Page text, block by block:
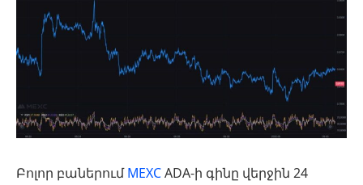
Բոլոր բաներումMEXCADA-ի գինը վերջին 24